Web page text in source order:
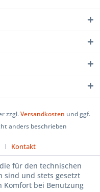
zzgl.Versandkosten und ggf.
anders beschrieben
Kontakt
für den technischen
sind und stets gesetzt
Komfort bei Benutzung